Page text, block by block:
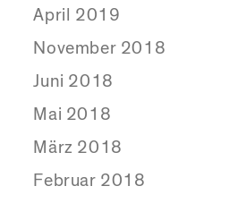
April 2019
November 2018
Juni 2018
Mai 2018
März 2018
Februar 2018